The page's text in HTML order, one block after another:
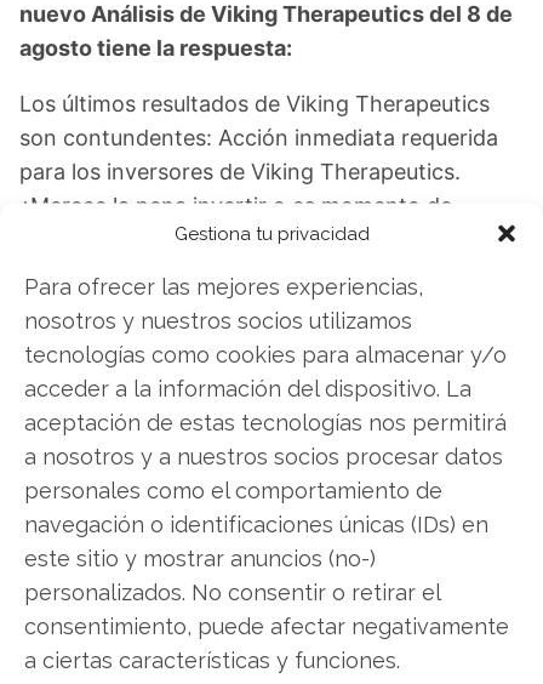
Gestiona tu privacidad
Para ofrecer las mejores experiencias,
nosotros y nuestros socios utilizamos
tecnologías como cookies para almacenar y/o
acceder a la información del dispositivo. La
aceptación de estas tecnologías nos permitirá
a nosotros y a nuestros socios procesar datos
personales como el comportamiento de
navegación o identificaciones únicas (IDs) en
este sitio y mostrar anuncios (no-)
personalizados. No consentir o retirar el
consentimiento, puede afectar negativamente
a ciertas características y funciones.
nuevo Análisis de Viking Therapeutics del 8 de
agosto tiene la respuesta:
Los últimos resultados de Viking Therapeutics
son contundentes: Acción inmediata requerida
para los inversores de Viking Therapeutics.
¿Merece la pena invertir o es momento de
vender? En el Análisis gratuito actual del 8 de
agosto descubrirá exactamente qué hacer.
Viking Therapeutics: ¿Comprar o vender?
más aquí!
Viking Therapeutics
Compartir este artículo
Twitter